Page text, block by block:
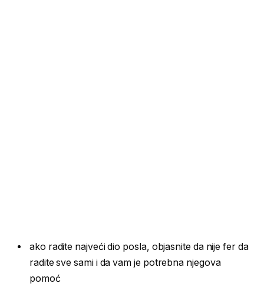
ako radite najveći dio posla, objasnite da nije fer da
radite sve sami i da vam je potrebna njegova
pomoć